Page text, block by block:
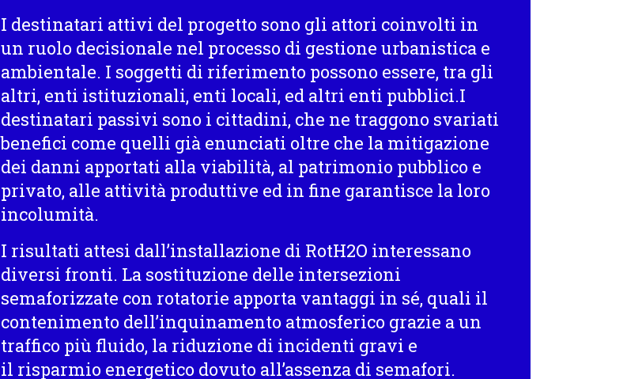
I destinatari attivi del progetto sono gli attori coinvolti in
un ruolo decisionale nel processo di gestione urbanistica e
ambientale. I soggetti di riferimento possono essere, tra gli
altri, enti istituzionali, enti locali, ed altri enti pubblici.I
destinatari passivi sono i cittadini, che ne traggono svariati
benefici come quelli già enunciati oltre che la mitigazione
dei danni apportati alla viabilità, al patrimonio pubblico e
privato, alle attività produttive ed in fine garantisce la loro
incolumità.
I risultati attesi dall’installazione di RotH2O interessano
diversi fronti. La sostituzione delle intersezioni
semaforizzate con rotatorie apporta vantaggi in sé, quali il
contenimento dell’inquinamento atmosferico grazie a un
traffico più fluido, la riduzione di incidenti gravi e
il risparmio energetico dovuto all’assenza di semafori.